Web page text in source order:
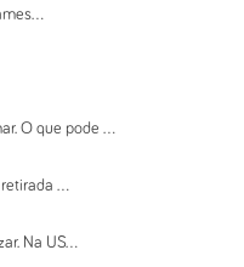
O que pode ...
...
Na US...